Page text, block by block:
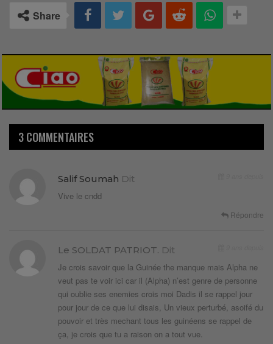
Share
3 COMMENTAIRES
Salif Soumah Dit
Vive le cndd
Répondre
Le SOLDAT PATRIOT. Dit
Je crois savoir que la Guinée the manque mais Alpha ne
veut pas te voir ici car il (Alpha) n’est genre de personne
qui oublie ses enemies crois moi Dadis il se rappel jour
pour jour de ce que lui disais, Un vieux perturbé, asoifé du
pouvoir et très mechant tous les guinéens se rappel de
ça, je crois que tu a raison on a tout vue.